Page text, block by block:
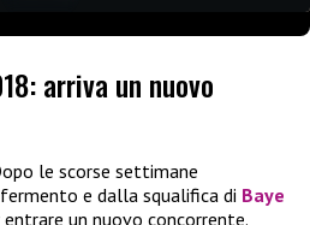
arriva un nuovo
le scorse settimane
e dalla squalifica di Baye
un nuovo concorrente.